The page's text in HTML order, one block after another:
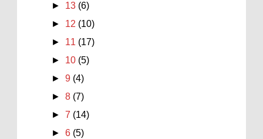
► 13 (6)
► 12 (10)
► 11 (17)
► 10 (5)
►9 (4)
►8 (7)
►7 (14)
►6 (5)